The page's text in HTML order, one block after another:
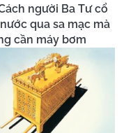
người Ba Tư cổ
qua sa mạc mà
cần máy bơm